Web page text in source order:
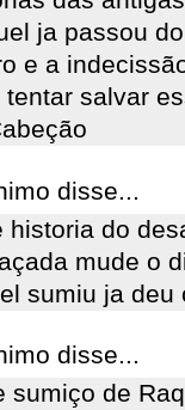
ja passou
e a
tentar salvar
disse...
historia do
mude o
sumiu ja deu
disse...
sumiço de